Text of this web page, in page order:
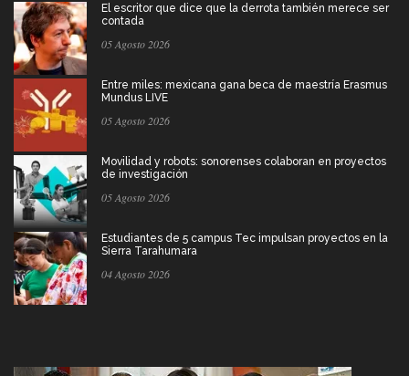
El escritor que dice que la derrota también merece ser
contada
05 Agosto 2026
Entre miles: mexicana gana beca de maestría Erasmus
Mundus LIVE
05 Agosto 2026
Movilidad y robots: sonorenses colaboran en proyectos
de investigación
05 Agosto 2026
Estudiantes de 5 campus Tec impulsan proyectos en la
Sierra Tarahumara
04 Agosto 2026